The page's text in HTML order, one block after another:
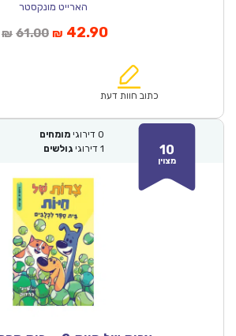
הארייט מונקסטר
₪ 61.00המחיר
₪61.00.
₪ 42.90המחיר
הוא:
כתוב חוות דעת
10
מצוין
0 דירוגי מומחים
1 דירוגי גולשים